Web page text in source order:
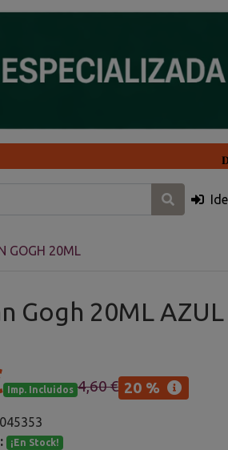
GOGH 20ML
Gogh 20ML AZUL
Imp. Incluidos 4,60 € 20 %
¡En Stock!